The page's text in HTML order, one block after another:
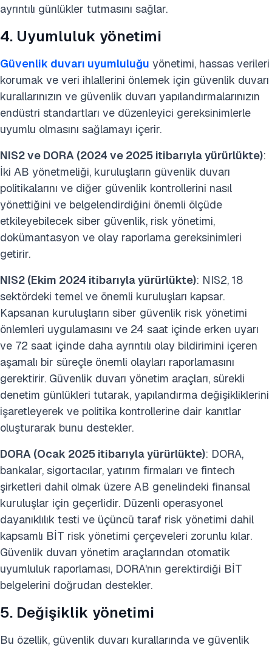
ayrıntılı günlükler tutmasını sağlar.
4. Uyumluluk yönetimi
Güvenlik duvarı uyumluluğu yönetimi, hassas verileri
korumak ve veri ihlallerini önlemek için güvenlik duvarı
kurallarınızın ve güvenlik duvarı yapılandırmalarınızın
endüstri standartları ve düzenleyici gereksinimlerle
uyumlu olmasını sağlamayı içerir.
NIS2 ve DORA (2024 ve 2025 itibarıyla yürürlükte):
İki AB yönetmeliği, kuruluşların güvenlik duvarı
politikalarını ve diğer güvenlik kontrollerini nasıl
yönettiğini ve belgelendirdiğini önemli ölçüde
etkileyebilecek siber güvenlik, risk yönetimi,
dokümantasyon ve olay raporlama gereksinimleri
getirir.
NIS2 (Ekim 2024 itibarıyla yürürlükte): NIS2, 18
sektördeki temel ve önemli kuruluşları kapsar.
Kapsanan kuruluşların siber güvenlik risk yönetimi
önlemleri uygulamasını ve 24 saat içinde erken uyarı
ve 72 saat içinde daha ayrıntılı olay bildirimini içeren
aşamalı bir süreçle önemli olayları raporlamasını
gerektirir. Güvenlik duvarı yönetim araçları, sürekli
denetim günlükleri tutarak, yapılandırma değişikliklerini
işaretleyerek ve politika kontrollerine dair kanıtlar
oluşturarak bunu destekler.
DORA (Ocak 2025 itibarıyla yürürlükte): DORA,
bankalar, sigortacılar, yatırım firmaları ve fintech
şirketleri dahil olmak üzere AB genelindeki finansal
kuruluşlar için geçerlidir. Düzenli operasyonel
dayanıklılık testi ve üçüncü taraf risk yönetimi dahil
kapsamlı BİT risk yönetimi çerçeveleri zorunlu kılar.
Güvenlik duvarı yönetim araçlarından otomatik
uyumluluk raporlaması, DORA'nın gerektirdiği BİT
belgelerini doğrudan destekler.
5. Değişiklik yönetimi
Bu özellik, güvenlik duvarı kurallarında ve güvenlik